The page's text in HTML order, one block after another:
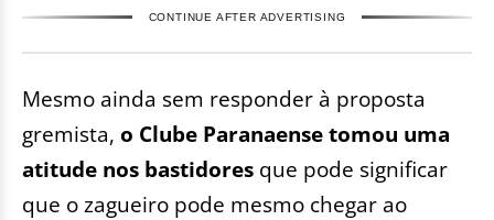
CONTINUE AFTER ADVERTISING
Mesmo ainda sem responder à proposta
gremista, o Clube Paranaense tomou uma
atitude nos bastidores que pode significar
que o zagueiro pode mesmo chegar ao